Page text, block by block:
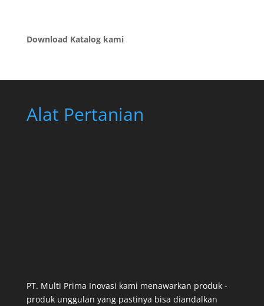
Download Katalog kami
Alat Pertanian
PT. Multi Prima Inovasi kami menawarkan produk -
produk unggulan yang pastinya bisa diandalkan